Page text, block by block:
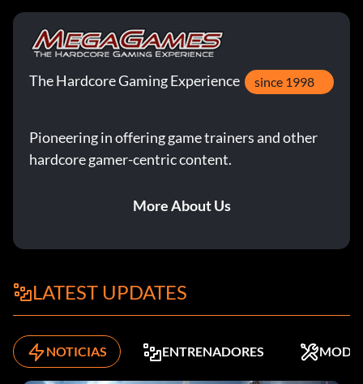
The Hardcore Gaming Experience since 1998
Pioneering in offering game trainers and other
hardcore gamer-centric content.
More About Us
LATEST UPDATES
NOTICIAS ENTRENADORES MODS